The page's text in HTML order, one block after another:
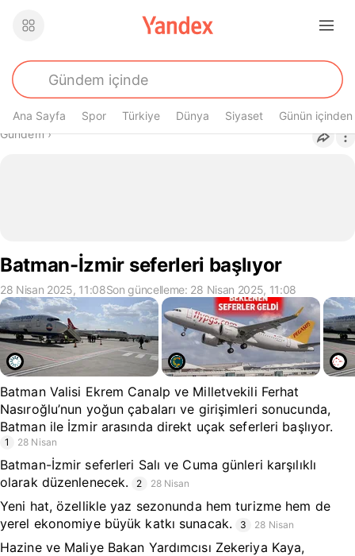
Ana Sayfa Spor Türkiye Dünya Siyaset Günün içinden
Buradasın
Gündem›
Batman-İzmir seferleri başlıyor
28 Nisan 2025, 11:08Son güncelleme: 28 Nisan 2025, 11:08
Batman Valisi Ekrem Canalp ve Milletvekili Ferhat
Nasıroğlu’nun yoğun çabaları ve girişimleri sonucunda,
Batman ile İzmir arasında direkt uçak seferleri başlıyor.
1 28 Nisan
Batman-İzmir seferleri Salı ve Cuma günleri karşılıklı
olarak düzenlenecek.
2 28 Nisan
Yeni hat, özellikle yaz sezonunda hem turizme hem de
yerel ekonomiye büyük katkı sunacak.
3 28 Nisan
Hazine ve Maliye Bakan Yardımcısı Zekeriya Kaya,